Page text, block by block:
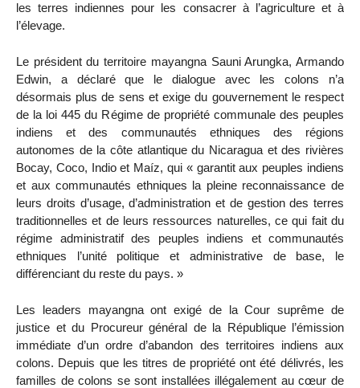
les terres indiennes pour les consacrer à l’agriculture et à
l’élevage.
Le président du territoire mayangna Sauni Arungka, Armando
Edwin, a déclaré que le dialogue avec les colons n’a
désormais plus de sens et exige du gouvernement le respect
de la loi 445 du Régime de propriété communale des peuples
indiens et des communautés ethniques des régions
autonomes de la côte atlantique du Nicaragua et des rivières
Bocay, Coco, Indio et Maíz, qui « garantit aux peuples indiens
et aux communautés ethniques la pleine reconnaissance de
leurs droits d’usage, d’administration et de gestion des terres
traditionnelles et de leurs ressources naturelles, ce qui fait du
régime administratif des peuples indiens et communautés
ethniques l’unité politique et administrative de base, le
différenciant du reste du pays. »
Les leaders mayangna ont exigé de la Cour suprême de
justice et du Procureur général de la République l’émission
immédiate d’un ordre d’abandon des territoires indiens aux
colons. Depuis que les titres de propriété ont été délivrés, les
familles de colons se sont installées illégalement au cœur de